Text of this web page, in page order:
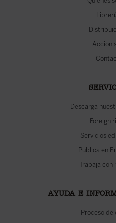
Descarga
Foreign
Servicios
Publica en
Trabaja con
AYUDA E
Proceso de